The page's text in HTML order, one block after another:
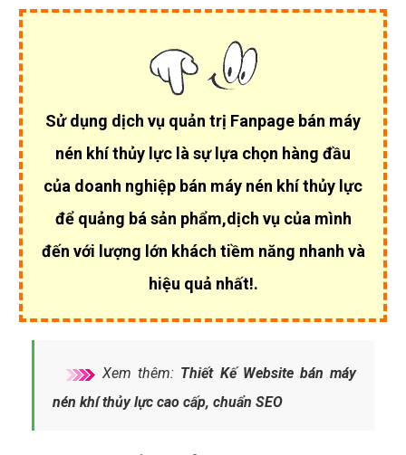
Sử dụng dịch vụ quản trị Fanpage bán máy
nén khí thủy lực là sự lựa chọn hàng đầu
của doanh nghiệp bán máy nén khí thủy lực
để quảng bá sản phẩm,dịch vụ của mình
đến với lượng lớn khách tiềm năng nhanh và
hiệu quả nhất!.
Xem thêm: Thiết Kế Website bán máy
nén khí thủy lực cao cấp, chuẩn SEO